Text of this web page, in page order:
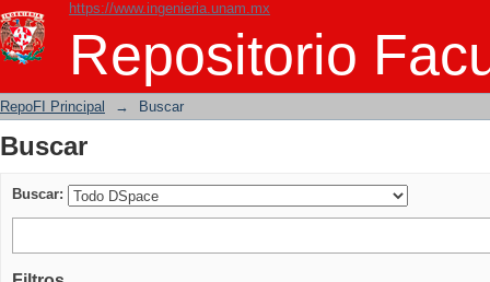
https://www.ingenieria.unam.mx
Repositorio
Buscar
RepoFI Principal → Buscar
Buscar
Buscar: